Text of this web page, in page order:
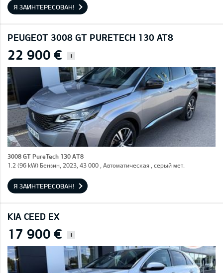
Я ЗАИНТЕРЕСОВАН!
PEUGEOT 3008 GT PURETECH 130 AT8
22 900 € i
3008 GT PureTech 130 AT8
1.2 (96 kW) Бензин, 2023, 43 000 , Автоматическая , серый мет.
Я ЗАИНТЕРЕСОВАН!
KIA CEED EX
17 900 € i